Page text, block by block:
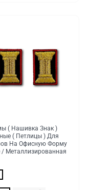
( Нашивка Знак )
( Петлицы ) Для
На Офисную Форму
/ Металлизированная